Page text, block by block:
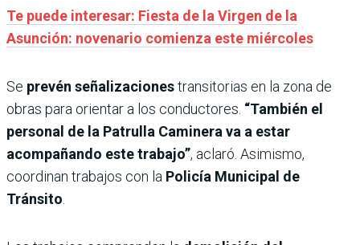
Te puede interesar: Fiesta de la Virgen de la
Asunción: novenario comienza este miércoles
Se prevén señalizacionestransitorias en la zona de
obras para orientar a los conductores. “También el
personal de la Patrulla Caminera va a estar
acompañando este trabajo”, aclaró. Asimismo,
coordinan trabajos con la Policía Municipal de
Tránsito